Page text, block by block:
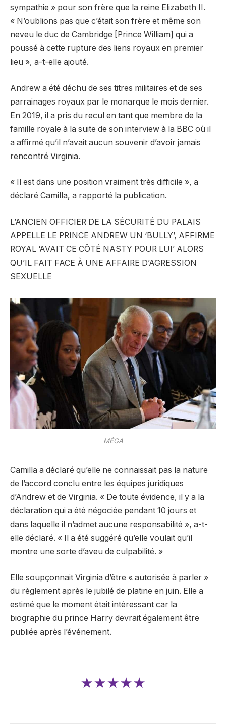
sympathie » pour son frère que la reine Elizabeth II.
« N’oublions pas que c’était son frère et même son
neveu le duc de Cambridge [Prince William] qui a
poussé à cette rupture des liens royaux en premier
lieu », a-t-elle ajouté.
Andrew a été déchu de ses titres militaires et de ses
parrainages royaux par le monarque le mois dernier.
En 2019, il a pris du recul en tant que membre de la
famille royale à la suite de son interview à la BBC où il
a affirmé qu’il n’avait aucun souvenir d’avoir jamais
rencontré Virginia.
« Il est dans une position vraiment très difficile », a
déclaré Camilla, a rapporté la publication.
L’ANCIEN OFFICIER DE LA SÉCURITÉ DU PALAIS
APPELLE LE PRINCE ANDREW UN ‘BULLY’, AFFIRME
ROYAL ‘AVAIT CE CÔTÉ NASTY POUR LUI’ ALORS
QU’IL FAIT FACE À UNE AFFAIRE D’AGRESSION
SEXUELLE
MÉGA
Camilla a déclaré qu’elle ne connaissait pas la nature
de l’accord conclu entre les équipes juridiques
d’Andrew et de Virginia. « De toute évidence, il y a la
déclaration qui a été négociée pendant 10 jours et
dans laquelle il n’admet aucune responsabilité », a-t-
elle déclaré. « Il a été suggéré qu’elle voulait qu’il
montre une sorte d’aveu de culpabilité. »
Elle soupçonnait Virginia d’être « autorisée à parler »
du règlement après le jubilé de platine en juin. Elle a
estimé que le moment était intéressant car la
biographie du prince Harry devrait également être
publiée après l’événement.
★★★★★